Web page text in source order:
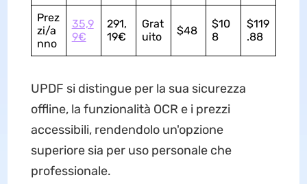
Prez
zi/a
nno
35,9
9€
291,
19€
Grat
uito
$48
$10
8
$119
.88
UPDF si distingue per la sua sicurezza
offline, la funzionalità OCR e i prezzi
accessibili, rendendolo un'opzione
superiore sia per uso personale che
professionale.